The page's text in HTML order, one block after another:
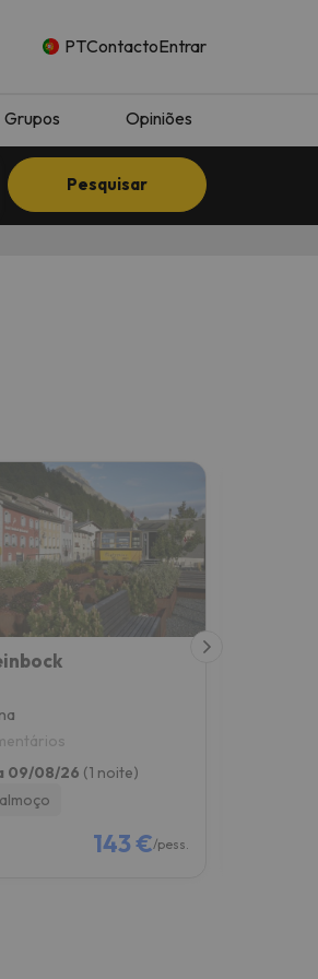
PTContactoEntrar
Grupos Opiniões
Pesquisar
09/08/26 (1 noite)
143 €/pess.